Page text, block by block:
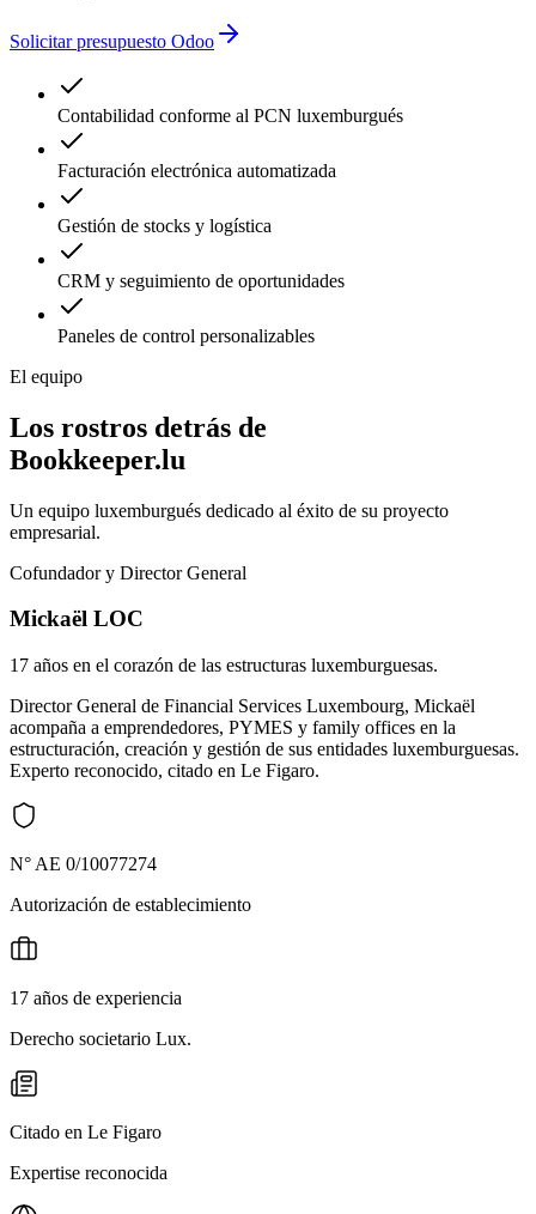
Solicitar presupuesto Odoo
Contabilidad conforme al PCN luxemburgués
Facturación electrónica automatizada
Gestión de stocks y logística
CRM y seguimiento de oportunidades
Paneles de control personalizables
El equipo
Los rostros detrás de
Bookkeeper.lu
Un equipo luxemburgués dedicado al éxito de su proyecto
empresarial.
Cofundador y Director General
Mickaël LOC
17 años en el corazón de las estructuras luxemburguesas.
Director General de Financial Services Luxembourg, Mickaël
acompaña a emprendedores, PYMES y family offices en la
estructuración, creación y gestión de sus entidades luxemburguesas.
Experto reconocido, citado en Le Figaro.
N° AE 0/10077274
Autorización de establecimiento
17 años de experiencia
Derecho societario Lux.
Citado en Le Figaro
Expertise reconocida